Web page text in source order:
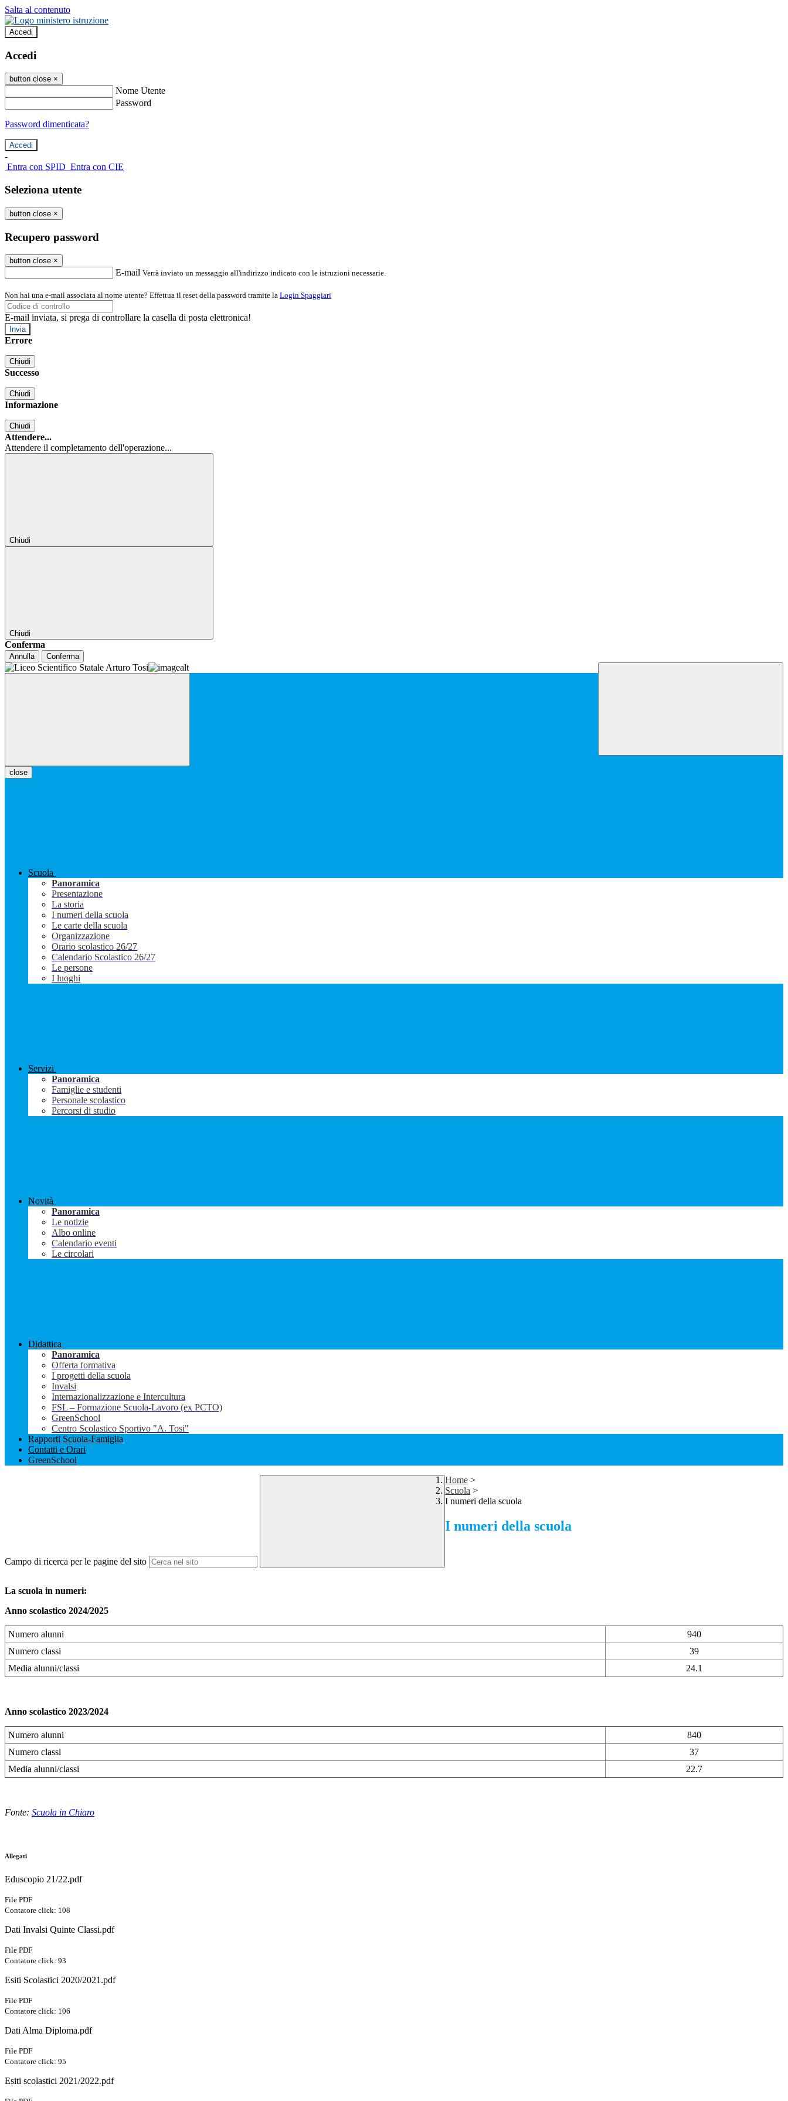
Salta al contenuto
Accedi
Accedi
button close ×
Nome Utente
Password
Password dimenticata?
-
Entra con SPID Entra con CIE
Seleziona utente
button close ×
Recupero password
button close ×
E-mail Verrà inviato un messaggio all'indirizzo indicato con le istruzioni necessarie.
Non hai una e-mail associata al nome utente? Effettua il reset della password tramite la Login Spaggiari
E-mail inviata, si prega di controllare la casella di posta elettronica!
Errore
Chiudi
Successo
Chiudi
Informazione
Chiudi
Attendere...
Attendere il completamento dell'operazione...
Chiudi
Chiudi
Conferma
Annulla Conferma
close
Scuola
Panoramica
Presentazione
La storia
I numeri della scuola
Le carte della scuola
Organizzazione
Orario scolastico 26/27
Calendario Scolastico 26/27
Le persone
I luoghi
Servizi
Panoramica
Famiglie e studenti
Personale scolastico
Percorsi di studio
Novità
Panoramica
Le notizie
Albo online
Calendario eventi
Le circolari
Didattica
Panoramica
Offerta formativa
I progetti della scuola
Invalsi
Internazionalizzazione e Intercultura
FSL – Formazione Scuola-Lavoro (ex PCTO)
GreenSchool
Centro Scolastico Sportivo "A. Tosi"
Rapporti Scuola-Famiglia
Contatti e Orari
GreenSchool
Campo di ricerca per le pagine del sito
Home >
Scuola >
I numeri della scuola
I numeri della scuola
La scuola in numeri:
Anno scolastico 2024/2025
Numero alunni
940
Numero classi
39
Media alunni/classi
24.1
Anno scolastico 2023/2024
Numero alunni
840
Numero classi
37
Media alunni/classi
22.7
Fonte: Scuola in Chiaro
Allegati
Eduscopio 21/22.pdf
File PDF
Contatore click: 108
Dati Invalsi Quinte Classi.pdf
File PDF
Contatore click: 93
Esiti Scolastici 2020/2021.pdf
File PDF
Contatore click: 106
Dati Alma Diploma.pdf
File PDF
Contatore click: 95
Esiti scolastici 2021/2022.pdf